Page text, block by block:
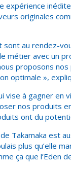
expérience
originales
sont au rendez-
métier avec un
proposons
optimale »,
vise à gagner en
nos produits
ont du
de Takamaka est
plus qu’elle
ça que l’Eden